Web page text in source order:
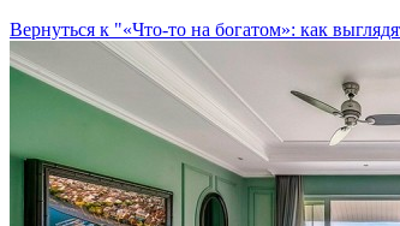
Вернуться к "«Что-то на богатом»: как